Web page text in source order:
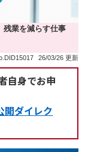
残業を減らす仕事
26/03/26 更新
自身でお申
開ダイレク